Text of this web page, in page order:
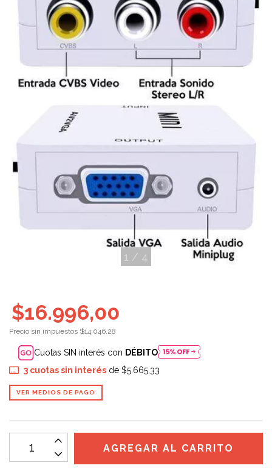
1 / 4
$16.996,00
Precio sin impuestos $14.046,28
Cuotas SIN interés con DÉBITO
3cuotas sin interésde $5.665,33
VER MEDIOS DE PAGO